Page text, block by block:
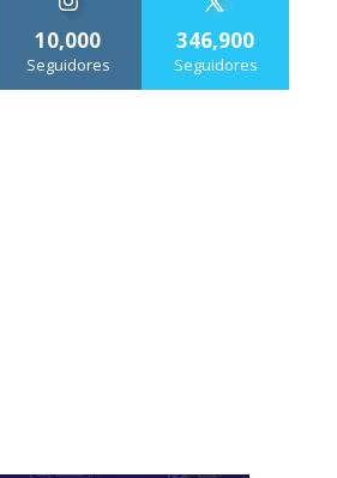
10,000
Seguidores
346,900
Seguidores